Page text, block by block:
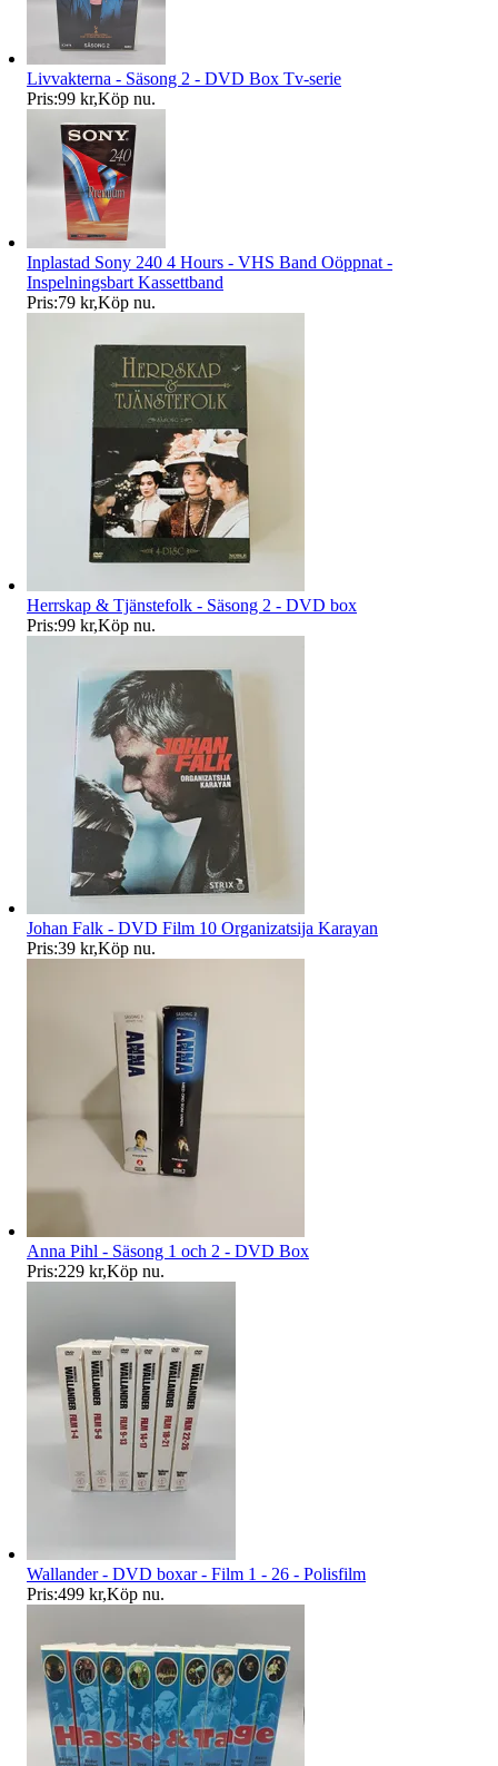
Livvakterna - Säsong 2 - DVD Box Tv-serie
Pris:99 kr,Köp nu.
Inplastad Sony 240 4 Hours - VHS Band Oöppnat -
Inspelningsbart Kassettband
Pris:79 kr,Köp nu.
Herrskap & Tjänstefolk - Säsong 2 - DVD box
Pris:99 kr,Köp nu.
Johan Falk - DVD Film 10 Organizatsija Karayan
Pris:39 kr,Köp nu.
Anna Pihl - Säsong 1 och 2 - DVD Box
Pris:229 kr,Köp nu.
Wallander - DVD boxar - Film 1 - 26 - Polisfilm
Pris:499 kr,Köp nu.